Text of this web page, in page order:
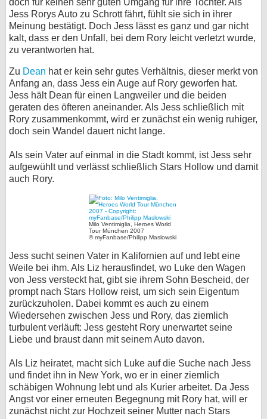
doch für keinen sehr guten Umgang für ihre Tochter. Als
Jess Rorys Auto zu Schrott fährt, fühlt sie sich in ihrer
Meinung bestätigt. Doch Jess lässt es ganz und gar nicht
kalt, dass er den Unfall, bei dem Rory leicht verletzt wurde,
zu verantworten hat.
Zu Dean hat er kein sehr gutes Verhältnis, dieser merkt von
Anfang an, dass Jess ein Auge auf Rory geworfen hat.
Jess hält Dean für einen Langweiler und die beiden
geraten des öfteren aneinander. Als Jess schließlich mit
Rory zusammenkommt, wird er zunächst ein wenig ruhiger,
doch sein Wandel dauert nicht lange.
Als sein Vater auf einmal in die Stadt kommt, ist Jess sehr
aufgewühlt und verlässt schließlich Stars Hollow und damit
auch Rory.
Milo Ventimiglia, Heroes World
Tour München 2007
© myFanbase/Philipp Maslowski
Jess sucht seinen Vater in Kalifornien auf und lebt eine
Weile bei ihm. Als Liz herausfindet, wo Luke den Wagen
von Jess versteckt hat, gibt sie ihrem Sohn Bescheid, der
prompt nach Stars Hollow reist, um sich sein Eigentum
zurückzuholen. Dabei kommt es auch zu einem
Wiedersehen zwischen Jess und Rory, das ziemlich
turbulent verläuft: Jess gesteht Rory unerwartet seine
Liebe und braust dann mit seinem Auto davon.
Als Liz heiratet, macht sich Luke auf die Suche nach Jess
und findet ihn in New York, wo er in einer ziemlich
schäbigen Wohnung lebt und als Kurier arbeitet. Da Jess
Angst vor einer erneuten Begegnung mit Rory hat, will er
zunächst nicht zur Hochzeit seiner Mutter nach Stars